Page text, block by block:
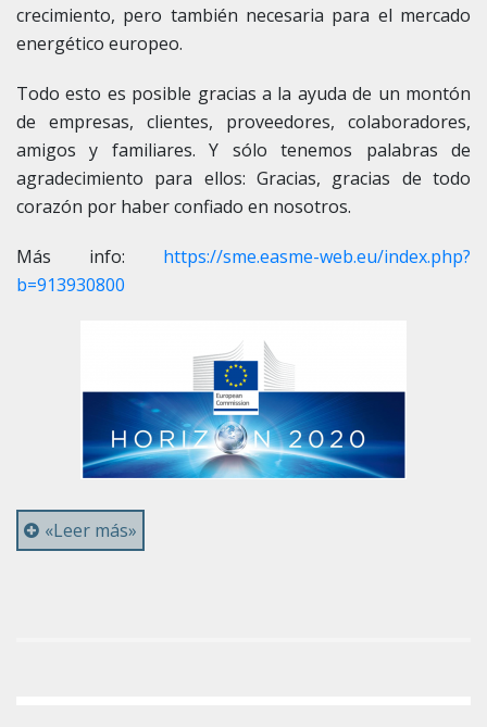
crecimiento, pero también necesaria para el mercado
energético europeo.
Todo esto es posible gracias a la ayuda de un montón
de empresas, clientes, proveedores, colaboradores,
amigos y familiares. Y sólo tenemos palabras de
agradecimiento para ellos: Gracias, gracias de todo
corazón por haber confiado en nosotros.
Más info: https://sme.easme-web.eu/index.php?
b=913930800
«Leer más»